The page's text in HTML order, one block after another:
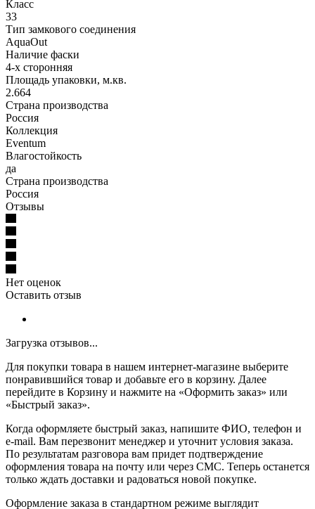
Класс
33
Тип замкового соединения
AquaOut
Наличие фаски
4-х сторонняя
Площадь упаковки, м.кв.
2.664
Страна производства
Россия
Коллекция
Eventum
Влагостойкость
да
Страна производства
Россия
Отзывы
Нет оценок
Оставить отзыв
Загрузка отзывов...
Для покупки товара в нашем интернет-магазине выберите
понравившийся товар и добавьте его в корзину. Далее
перейдите в Корзину и нажмите на «Оформить заказ» или
«Быстрый заказ».
Когда оформляете быстрый заказ, напишите ФИО, телефон и
e-mail. Вам перезвонит менеджер и уточнит условия заказа.
По результатам разговора вам придет подтверждение
оформления товара на почту или через СМС. Теперь останется
только ждать доставки и радоваться новой покупке.
Оформление заказа в стандартном режиме выглядит